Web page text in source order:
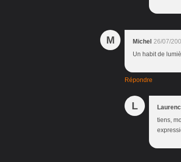
M Michel 26/07/
Un habit de
Répondre
L
tiens,